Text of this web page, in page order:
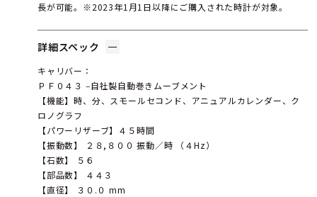
長が可能。※2023年1月1日以降にご購入された時計が対象。
詳細スペック
キャリバー：
ＰＦ０４３ ‒自社製自動巻きムーブメント
【機能】時、分、スモールセコンド、アニュアルカレンダー、ク
ロノグラフ
【パワーリザーブ】４５時間
【振動数】 ２８,８００ 振動／時 （４Hz）
【石数】 ５６
【部品数】 ４４３
【直径】 ３０.０ mm